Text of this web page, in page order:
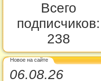
Всего
подписчиков:
238
Новое на сайте
06.08.26